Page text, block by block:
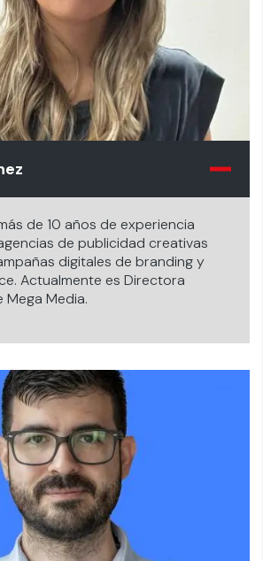
de 10 años de experiencia
de publicidad creativas
digitales de branding y
Actualmente es Directora
Mega Media.